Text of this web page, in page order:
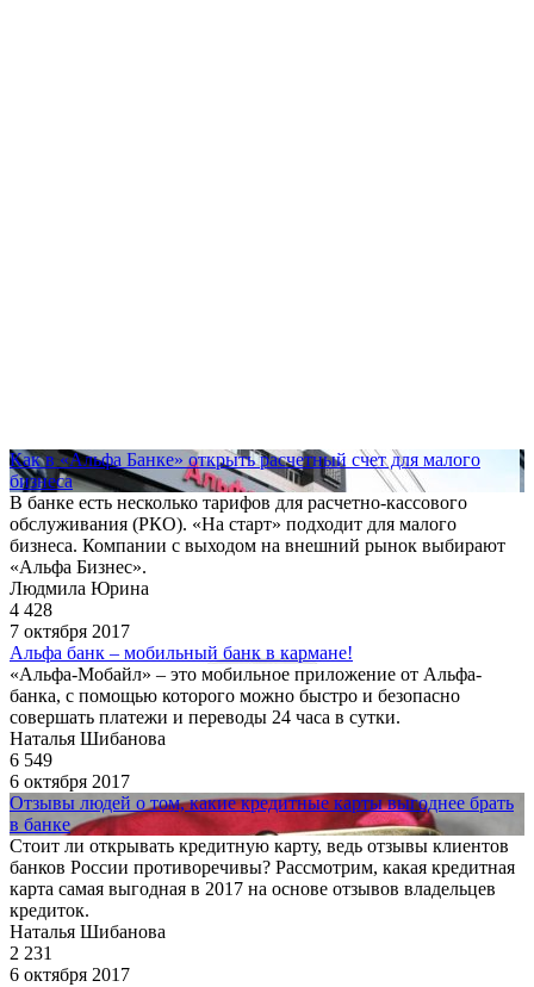
Как в «Альфа Банке» открыть расчетный счет для малого
бизнеса
В банке есть несколько тарифов для расчетно-кассового
обслуживания (РКО). «На старт» подходит для малого
бизнеса. Компании с выходом на внешний рынок выбирают
«Альфа Бизнес».
Людмила Юрина
4 428
7 октября 2017
Альфа банк – мобильный банк в кармане!
«Альфа-Мобайл» – это мобильное приложение от Альфа-
банка, с помощью которого можно быстро и безопасно
совершать платежи и переводы 24 часа в сутки.
Наталья Шибанова
6 549
6 октября 2017
Отзывы людей о том, какие кредитные карты выгоднее брать
в банке
Стоит ли открывать кредитную карту, ведь отзывы клиентов
банков России противоречивы? Рассмотрим, какая кредитная
карта самая выгодная в 2017 на основе отзывов владельцев
кредиток.
Наталья Шибанова
2 231
6 октября 2017